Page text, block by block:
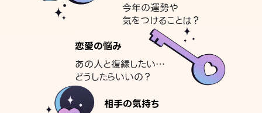
今年の運勢や
気をつけることは？
恋愛の悩み
あの人と復縁したい…
どうしたらいいの？
相手の気持ち